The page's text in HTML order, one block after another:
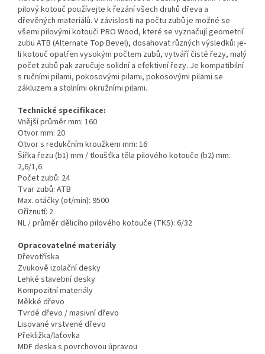
pilový kotouč používejte k řezání všech druhů dřeva a
dřevěných materiálů. V závislosti na počtu zubů je možné se
všemi pilovými kotouči PRO Wood, které se vyznačují geometrií
zubu ATB (Alternate Top Bevel), dosahovat různých výsledků: je-
li kotouč opatřen vysokým počtem zubů, vytváří čisté řezy, malý
počet zubů pak zaručuje solidní a efektivní řezy. Je kompatibilní
s ručními pilami, pokosovými pilami, pokosovými pilami se
zákluzem a stolními okružními pilami.
Technické specifikace:
Vnější průměr mm: 160
Otvor mm: 20
Otvor s redukčním kroužkem mm: 16
Šířka řezu (b1) mm / tloušťka těla pilového kotouče (b2) mm:
2,6/1,6
Počet zubů: 24
Tvar zubů: ATB
Max. otáčky (ot/min): 9500
Oříznutí: 2
NL / průměr dělicího pilového kotouče (TKS): 6/32
Opracovatelné materiály
Dřevotříska
Zvukově izolační desky
Lehké stavební desky
Kompozitní materiály
Měkké dřevo
Tvrdé dřevo / masivní dřevo
Lisované vrstvené dřevo
Překližka/laťovka
MDF deska s povrchovou úpravou